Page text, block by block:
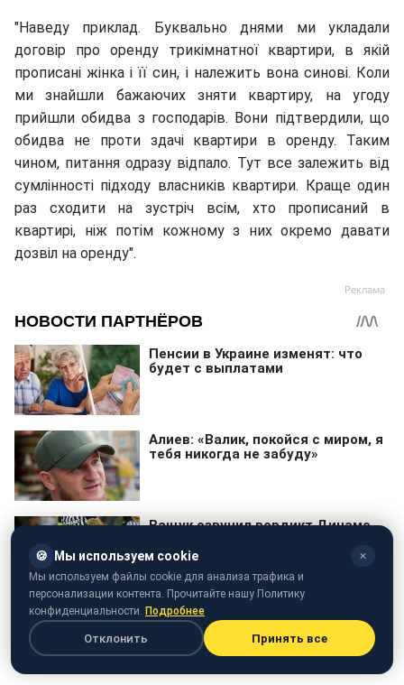
"Наведу приклад. Буквально днями ми укладали
договір про оренду трикімнатної квартири, в якій
прописані жінка і її син, і належить вона синові. Коли
ми знайшли бажаючих зняти квартиру, на угоду
прийшли обидва з господарів. Вони підтвердили, що
обидва не проти здачі квартири в оренду. Таким
чином, питання одразу відпало. Тут все залежить від
сумлінності підходу власників квартири. Краще один
раз сходити на зустріч всім, хто прописаний в
квартирі, ніж потім кожному з них окремо давати
дозвіл на оренду".
Андрей Антонищак Госслужба занятости
🍪 Мы используем cookie ✕
Мы используем файлы cookie для анализа трафика и
персонализации контента. Прочитайте нашу Политику
конфиденциальности. Подробнее
Отклонить Принять все